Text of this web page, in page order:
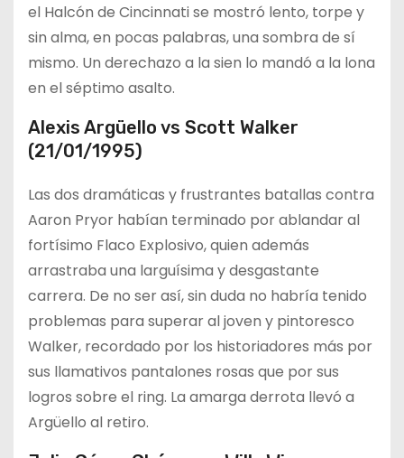
el Halcón de Cincinnati se mostró lento, torpe y
sin alma, en pocas palabras, una sombra de sí
mismo. Un derechazo a la sien lo mandó a la lona
en el séptimo asalto.
Alexis Argüello vs Scott Walker
(21/01/1995)
Las dos dramáticas y frustrantes batallas contra
Aaron Pryor habían terminado por ablandar al
fortísimo Flaco Explosivo, quien además
arrastraba una larguísima y desgastante
carrera. De no ser así, sin duda no habría tenido
problemas para superar al joven y pintoresco
Walker, recordado por los historiadores más por
sus llamativos pantalones rosas que por sus
logros sobre el ring. La amarga derrota llevó a
Argüello al retiro.